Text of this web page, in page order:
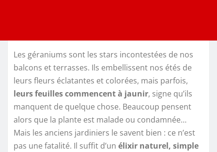
Les géraniums sont les stars incontestées de nos
balcons et terrasses. Ils embellissent nos étés de
leurs fleurs éclatantes et colorées, mais parfois,
leurs feuilles commencent à jaunir, signe qu’ils
manquent de quelque chose. Beaucoup pensent
alors que la plante est malade ou condamnée…
Mais les anciens jardiniers le savent bien : ce n’est
pas une fatalité. Il suffit d’un élixir naturel, simple